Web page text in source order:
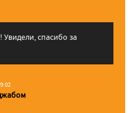
Увидели, спасибо за